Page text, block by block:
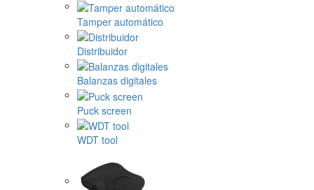
Tamper automático
Distribuidor
Balanzas digitales
Puck screen
WDT tool